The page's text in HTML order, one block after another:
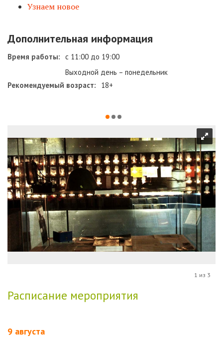
Узнаем новое
Дополнительная информация
Время работы: с 11:00 до 19:00
Выходной день – понедельник
Рекомендуемый возраст:
18+
1 из 3
Расписание мероприятия
9 августа